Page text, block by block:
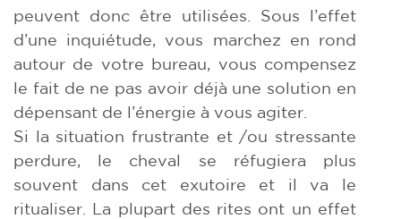
peuvent donc être utilisées. Sous l’effet
d’une inquiétude, vous marchez en rond
autour de votre bureau, vous compensez
le fait de ne pas avoir déjà une solution en
dépensant de l’énergie à vous agiter.
Si la situation frustrante et /ou stressante
perdure, le cheval se réfugiera plus
souvent dans cet exutoire et il va le
ritualiser. La plupart des rites ont un effet